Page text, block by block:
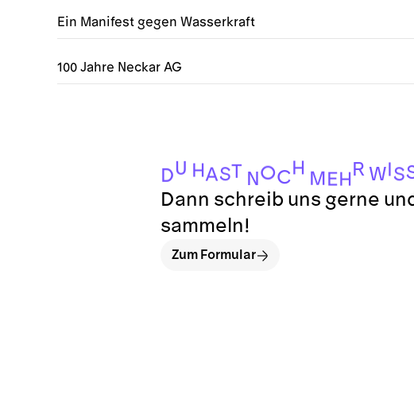
Ein Manifest gegen Wasserkraft
100 Jahre Neckar AG
DU H AST N OC H M EH R W S
Dann schreib uns gerne
sammeln!
Zum Formular